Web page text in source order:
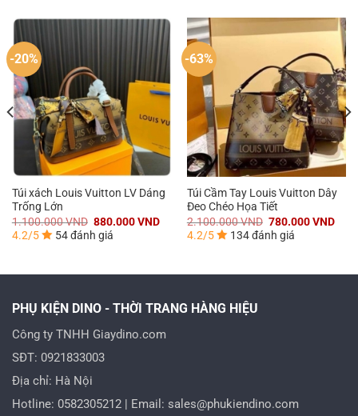
-20%
Túi xách Louis Vuitton LV Dáng
Trống Lớn
1.100.000VND Giá
gốc
là:
880.000VNDGiá
4.2/5 54 đánh giá
-63%
Túi Cầm Tay Louis Vuitton Dây
Đeo Chéo Họa Tiết
2.100.000VND Giá
gốc
là:
780.000VNDGiá
4.2/5 134 đánh giá
PHỤ KIỆN DINO - THỜI TRANG HÀNG HIỆU
Công ty TNHH Giaydino.com
SĐT: 0921833003
Địa chỉ: Hà Nội
Hotline: 0582305212 | Email: sales@phukiendino.com